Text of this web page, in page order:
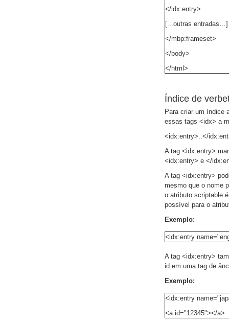
</idx:entry>
[...outras entradas…]
</mbp:frameset>
</body>
</html>
Índice de
Para criar um índice
essas tags <idx> a
<idx:entry>..</
A tag <idx:entry>
<idx:entry> e </
A tag <idx:entry>
mesmo que o nome
o atributo scriptable
possível para o
Exemplo:
<idx:entry
A tag <idx:entry>
id em uma tag de
Exemplo:
<idx:entry
<a id="12345"></a>